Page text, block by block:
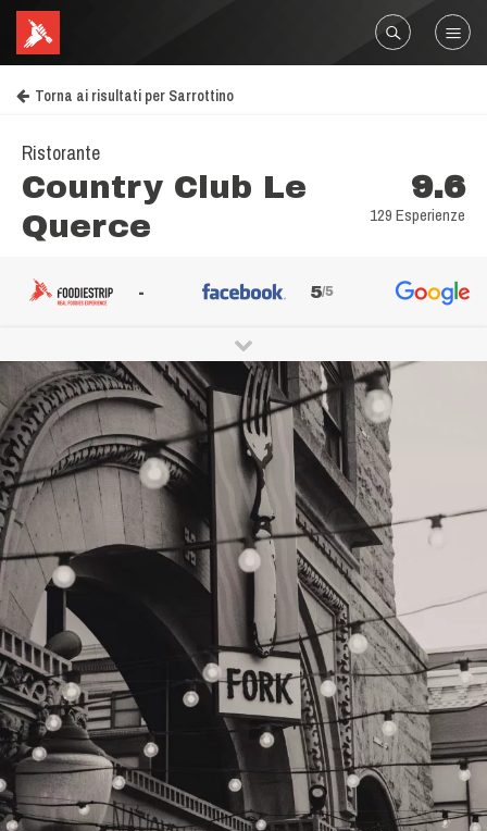
Torna ai risultati per Sarrottino
Ristorante
Country Club Le
Querce
9.6
129 Esperienze
- 5/5